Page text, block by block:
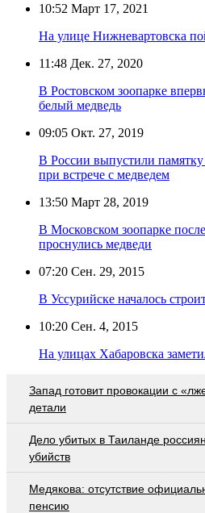
10:52 Март 17, 2021
На улице Нижневартовска
11:48 Дек. 27, 2020
В Ростовском зоопарке
белый медведь
09:05 Окт. 27, 2019
В России выпустили
при встрече с медведем
13:50 Март 28, 2019
В Московском зоопарке
проснулись медведи
07:20 Сен. 29, 2015
В Уссурийске началось
10:20 Сен. 4, 2015
На улицах Хабаровска
Запад готовит провокации с
детали
Дело убитых в Таиланде
убийств
Медякова: отсутствие
пенсию